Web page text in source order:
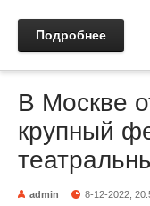
Подробнее
В Москве
крупный
admin 8-12-2022,